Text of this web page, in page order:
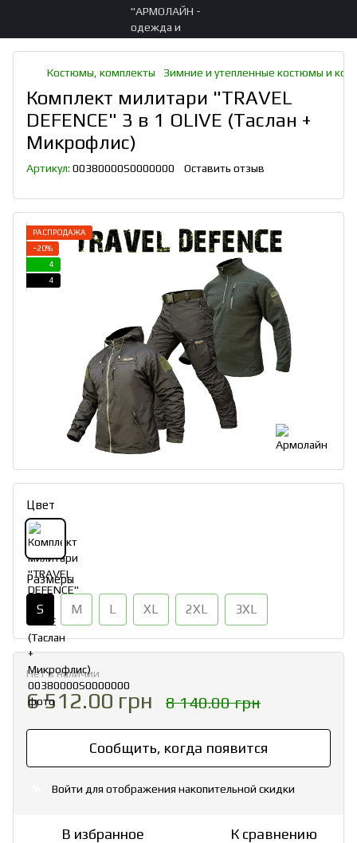
Костюмы, комплекты Зимние и утепленные костюмы и
Комплект милитари "TRAVEL
DEFENCE" 3 в 1 OLIVE (Таслан +
Микрофлис)
Артикул: 00380000S0000000 Оставить отзыв
РАСПРОДАЖА
−20%
4
4
Цвет
Размеры
S M L XL 2XL 3XL
Нет в наличии
6 512.00 грн 8 140.00 грн
Сообщить, когда появится
Войти для отображения накопительной скидки
В избранное К сравнению